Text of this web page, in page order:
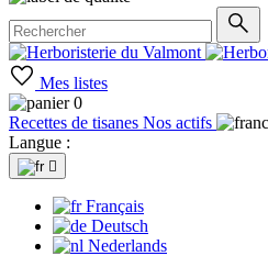
Mes listes
0
Recettes de tisanes Nos actifs
Langue :

Français
Deutsch
Nederlands